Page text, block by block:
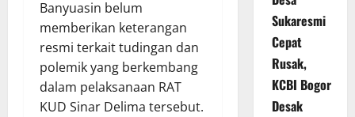
Banyuasin belum
memberikan keterangan
resmi terkait tudingan dan
polemik yang berkembang
dalam pelaksanaan RAT
KUD Sinar Delima tersebut.
Sukaresmi
Cepat
Rusak,
KCBI Bogor
Desak